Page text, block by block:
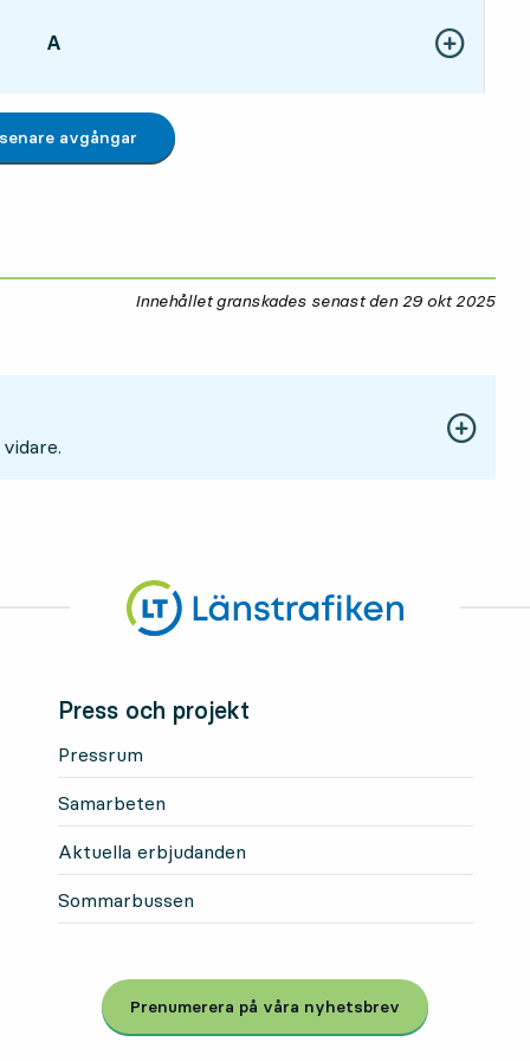
LÄGE,
A Visa fler
avgångar
Innehållet granskades senast den 29 okt 2025
Press och projekt
Pressrum
Samarbeten
Aktuella erbjudanden
Sommarbussen
Prenumerera på våra nyhetsbrev
, Öppnas i modal